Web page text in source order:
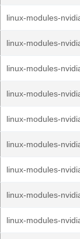
linux-modules-
linux-modules-
linux-modules-
linux-modules-
linux-modules-
linux-modules-
linux-modules-
linux-modules-
linux-modules-